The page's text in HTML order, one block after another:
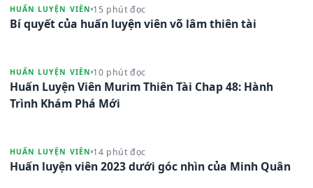
HUẤN LUYỆN VIÊN 15 phút đọc
Bí quyết của huấn luyện viên võ lâm thiên tài
HUẤN LUYỆN VIÊN 10 phút đọc
Huấn Luyện Viên Murim Thiên Tài Chap 48: Hành
Trình Khám Phá Mới
HUẤN LUYỆN VIÊN 14 phút đọc
Huấn luyện viên 2023 dưới góc nhìn của Minh Quân